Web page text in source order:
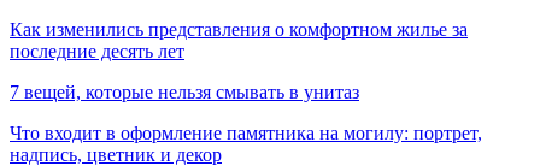
Как изменились представления о комфортном жилье за
последние десять лет
7 вещей, которые нельзя смывать в унитаз
Что входит в оформление памятника на могилу: портрет,
надпись, цветник и декор